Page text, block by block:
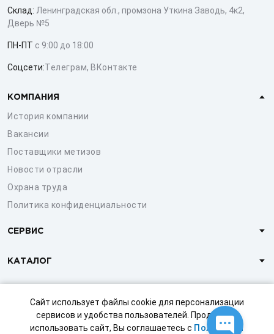
Сайт использует файлы cookie для персонализации
сервисов и удобства пользователей. Продолжая
использовать сайт, Вы соглашаетесь с Политикой
Склад: Ленинградская обл., промзона Уткина Заводь, 4к2,
Дверь №5
ПН-ПТ с 9:00 до 18:00
Соцсети:Телеграм, ВКонтакте
КОМПАНИЯ
История компании
Вакансии
Поставщики метизов
Новости отрасли
Охрана труда
Политика конфиденциальности
СЕРВИС
КАТАЛОГ